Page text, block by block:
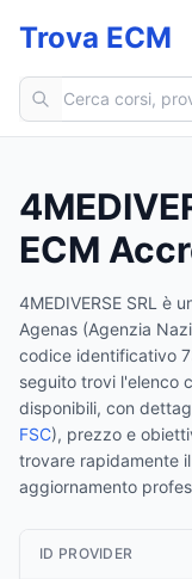
Trova ECM
Cerca corsi ECM
ECM
4MEDIVERSE SRL è
Agenas (Agenzia
codice identificativo
seguito trovi l'elenco
disponibili, con
FSC), prezzo e
trovare rapidamente
aggiornamento
ID PROVIDER